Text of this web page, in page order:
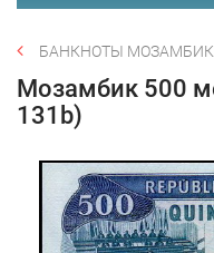
БАНКНОТЫ
Мозамбик 500
131b)